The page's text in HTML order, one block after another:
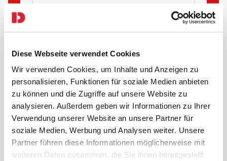
Diese Webseite verwendet Cookies
Wir verwenden Cookies, um Inhalte und Anzeigen zu
personalisieren, Funktionen für soziale Medien anbieten
zu können und die Zugriffe auf unsere Website zu
analysieren. Außerdem geben wir Informationen zu Ihrer
Verwendung unserer Website an unsere Partner für
soziale Medien, Werbung und Analysen weiter. Unsere
Partner führen diese Informationen möglicherweise mit
weiteren Daten zusammen, die Sie ihnen bereitgestellt
Vorname des teilnehmenden Kindes
(Required)
Vorname
des
teilnehmenden
Kindes
Alter des Kindes (Required)
Vorname
des
teilnehmenden
Kindes
Laden Sie ein schönes Foto der
Zeichnung hoch (Das Foto muss scharf,
gut beleuchtet, von vorne